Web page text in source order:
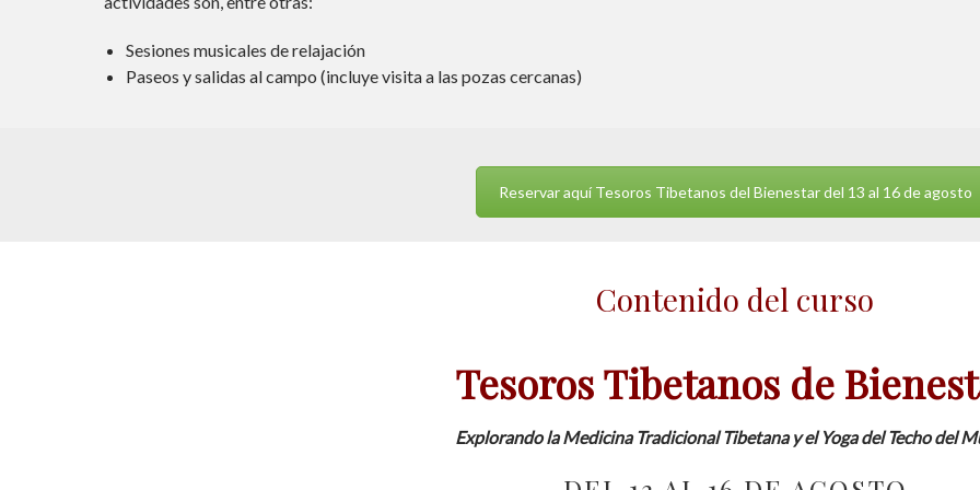
Sesiones musicales de relajación
Paseos y salidas al campo (incluye visita a las pozas cercanas)
Reservar aquí Tesoros Tibetanos del Bienestar del 13 al 16 de agosto
Contenido del curso
Tesoros Tibetanos de
Explorando la Medicina Tradicional Tibetana y el Yoga del Techo del